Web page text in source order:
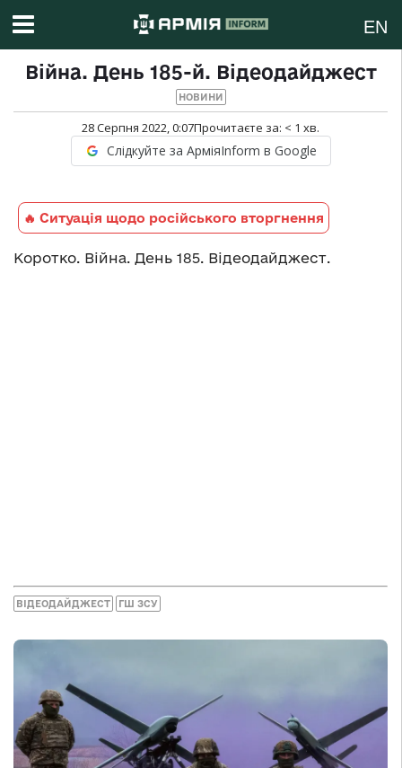
EN
Війна. День 185-й. Відеодайджест
НОВИНИ
28 Серпня 2022, 0:07Прочитаєте за: < 1 хв.
Слідкуйте за АрміяInform в Google
🔥 Ситуація щодо російського вторгнення
Коротко. Війна. День 185. Відеодайджест.
ВІДЕОДАЙДЖЕСТ ГШ ЗСУ